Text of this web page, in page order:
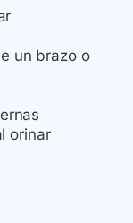
un brazo o
orinar